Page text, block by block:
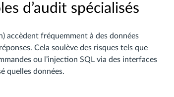
d’audit spécialisés
accèdent fréquemment à des données
Cela soulève des risques tels que
ou l’injection SQL via des interfaces
quelles données.